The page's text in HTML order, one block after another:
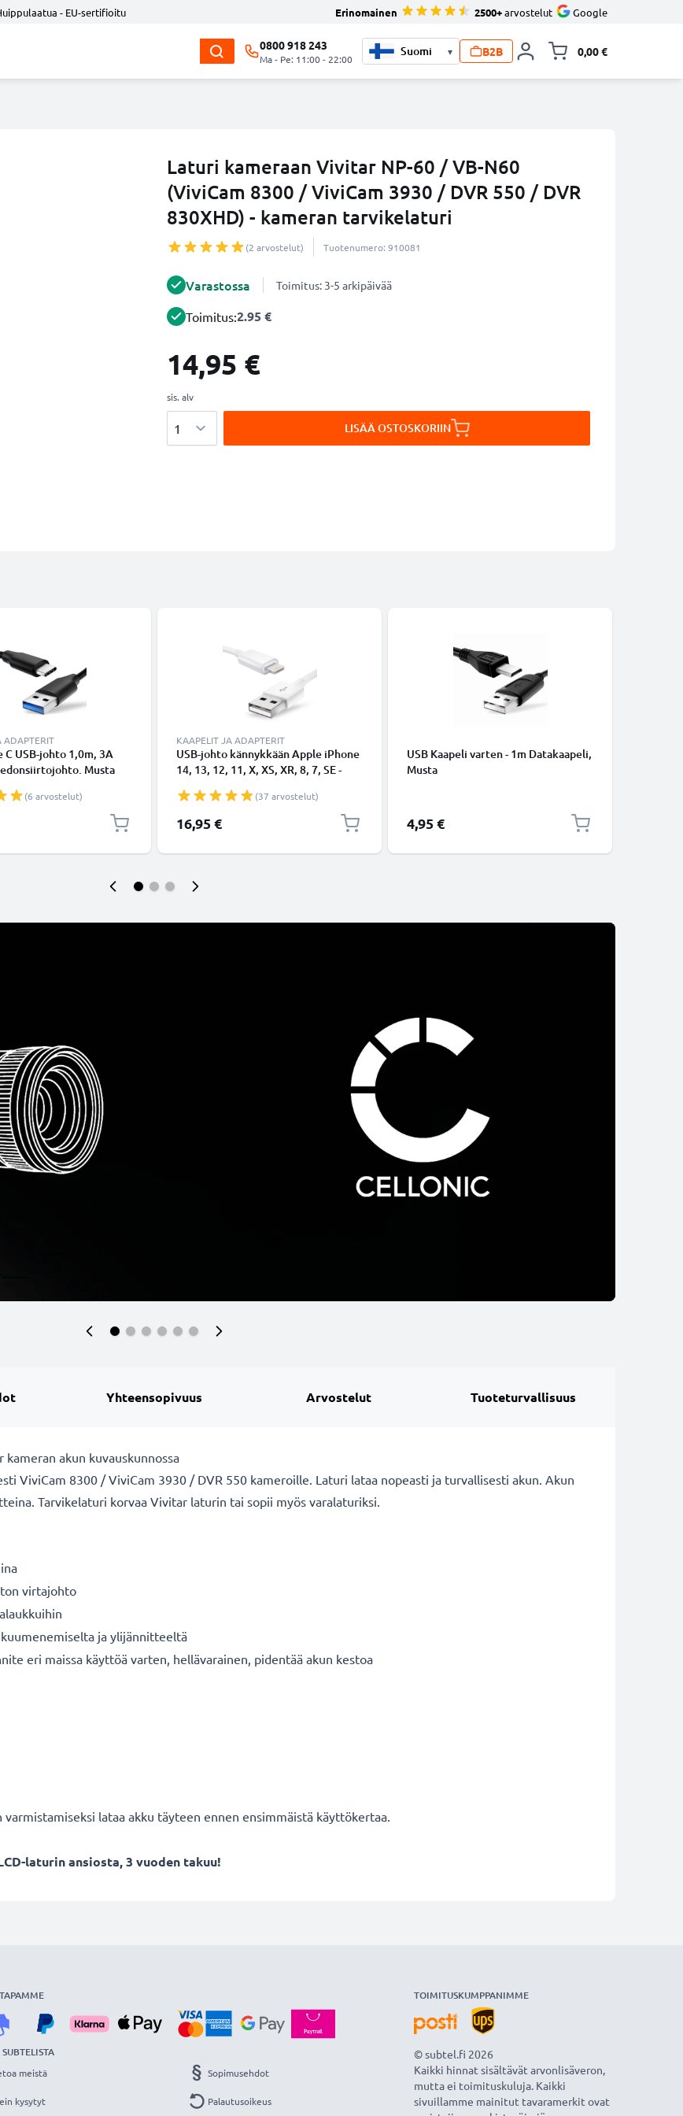
- EU-sertifioitu Erinomainen 2500+arvostelut Google
0800 918 243
Ma - Pe: 11:00 - 22:00
▾ B2B 0,00 €
Laturi kameraan Vivitar NP-60 / VB-N60
(ViviCam 8300 / ViviCam 3930 / DVR 550 / DVR
830XHD) - kameran tarvikelaturi
(2 arvostelut) Tuotenumero: 910081
Varastossa Toimitus: 3-5 arkipäivää
Toimitus:2.95 €
14,95 €
sis. alv
LISÄÄ OSTOSKORIIN
ADAPTERIT
C USB-johto 1,0m, 3A
Musta
(6 arvostelut)
KAAPELIT JA ADAPTERIT
USB-johto kännykkään Apple iPhone
14, 13, 12, 11, X, XS, XR, 8, 7, SE -
Valkoinen datakaapeli(37 arvostelut)
16,95 €
USB Kaapeli varten - 1m Datakaapeli,
Musta
4,95 €
Yhteensopivuus Arvostelut Tuoteturvallisuus
kameran akun kuvauskunnossa
ViviCam 8300 / ViviCam 3930 / DVR 550 kameroille. Laturi lataa nopeasti ja turvallisesti akun. Akun
Tarvikelaturi korvaa Vivitar laturin tai sopii myös varalaturiksi.
virtajohto
ja ylijännitteeltä
eri maissa käyttöä varten, hellävarainen, pidentää akun kestoa
lataa akku täyteen ennen ensimmäistä käyttökertaa.
laturin ansiosta, 3 vuoden takuu!
meistä
kysytyt
Sopimusehdot
Palautusoikeus
TOIMITUSKUMPPANIMME
© subtel.fi 2026
Kaikki hinnat sisältävät arvonlisäveron,
mutta ei toimituskuluja. Kaikki
sivuillamme mainitut tavaramerkit ovat